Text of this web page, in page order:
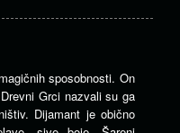
sposobnosti. On
Grci nazvali su ga
Dijamant je obično